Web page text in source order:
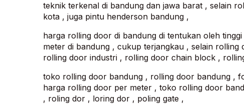
teknik terkenal di bandung dan jawa barat , selain
kota , juga pintu henderson bandung ,
harga rolling door di bandung di tentukan oleh
meter di bandung , cukup terjangkau , selain
rolling door industri , rolling door chain block ,
toko rolling door bandung , rolling door bandung ,
harga rolling door per meter , toko rolling door
, roling dor , loring dor , poling gate ,